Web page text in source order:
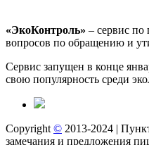
«ЭкоКонтроль» – сервис по
вопросов по обращению и
Сервис запущен в конце
свою популярность среди
Copyright © 2013-2024 |
замечания и предложения